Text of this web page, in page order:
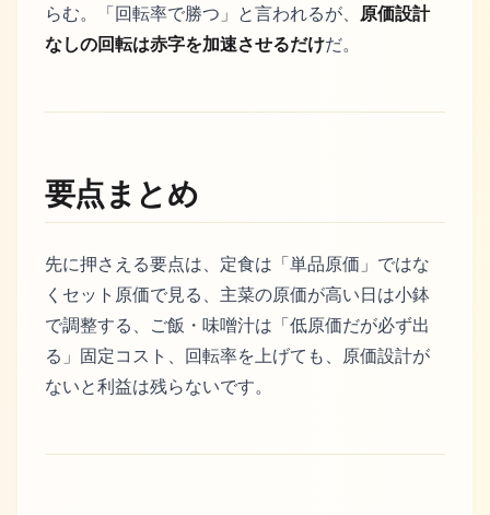
らむ。「回転率で勝つ」と言われるが、 原価設計
なしの回転は赤字を加速させるだけだ。
要点まとめ
先に押さえる要点は、定食は「単品原価」ではな
くセット原価で見る、主菜の原価が高い日は小鉢
で調整する、ご飯・味噌汁は「低原価だが必ず出
る」固定コスト、回転率を上げても、原価設計が
ないと利益は残らないです。